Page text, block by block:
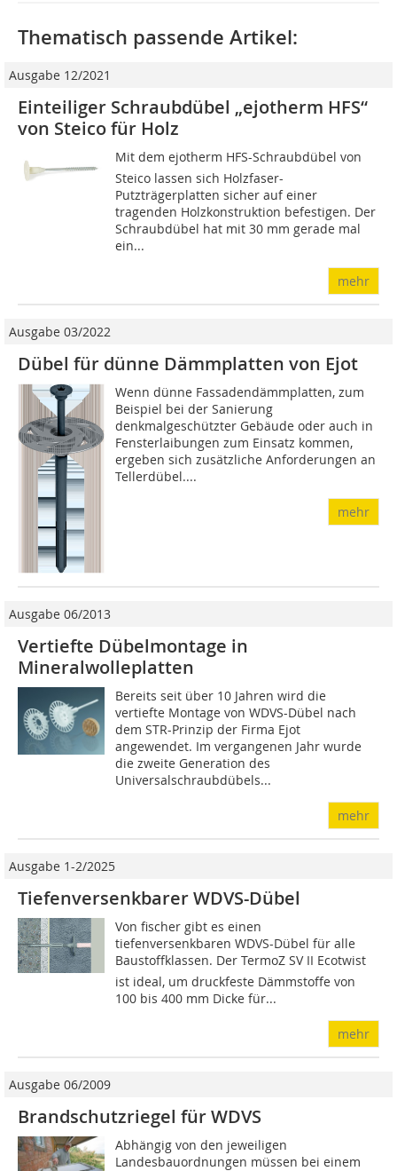
Thematisch passende Artikel:
Ausgabe 12/2021
Einteiliger Schraubdübel „ejotherm HFS“
von Steico für Holz
Mit dem ejotherm HFS-Schraubdübel von
Steico lassen sich Holzfaser-
Putzträgerplatten sicher auf einer
tragenden Holzkonstruktion befestigen. Der
Schraubdübel hat mit 30 mm gerade mal
ein...
mehr
Ausgabe 03/2022
Dübel für dünne Dämmplatten von Ejot
Wenn dünne Fassadendämmplatten, zum
Beispiel bei der Sanierung
denkmalgeschützter Gebäude oder auch in
Fensterlaibungen zum Einsatz kommen,
ergeben sich zusätzliche Anforderungen an
Tellerdübel....
mehr
Ausgabe 06/2013
Vertiefte Dübelmontage in
Mineralwolleplatten
Bereits seit über 10 Jahren wird die
vertiefte Montage von WDVS-Dübel nach
dem STR-Prinzip der Firma Ejot
angewendet. Im vergangenen Jahr wurde
die zweite Generation des
Universalschraubdübels...
mehr
Ausgabe 1-2/2025
Tiefenversenkbarer WDVS-Dübel
Von fischer gibt es einen
tiefenversenkbaren WDVS-Dübel für alle
Baustoffklassen. Der TermoZ SV II Ecotwist
ist ideal, um druckfeste Dämmstoffe von
100 bis 400 mm Dicke für...
mehr
Ausgabe 06/2009
Brandschutzriegel für WDVS
Abhängig von den jeweiligen
Landesbauordnungen müssen bei einem